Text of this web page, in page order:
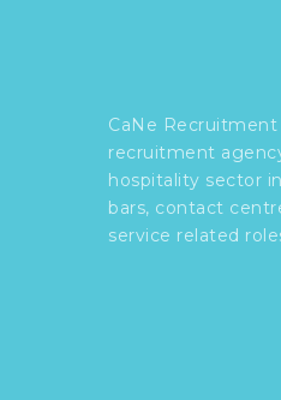
CaNe Recruitment
recruitment
hospitality sector
bars, contact
service related